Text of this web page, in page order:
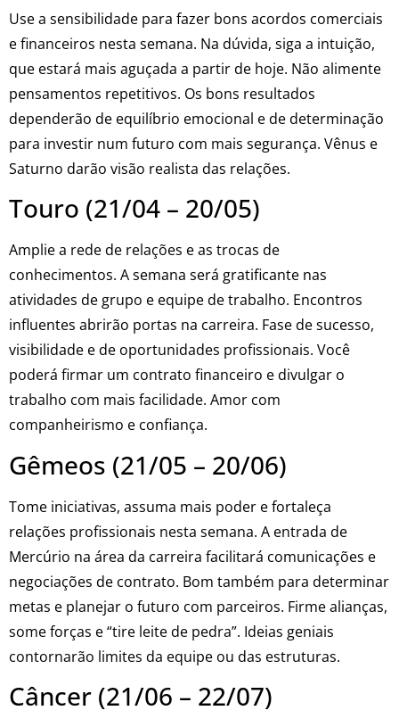
Use a sensibilidade para fazer bons acordos comerciais
e financeiros nesta semana. Na dúvida, siga a intuição,
que estará mais aguçada a partir de hoje. Não alimente
pensamentos repetitivos. Os bons resultados
dependerão de equilíbrio emocional e de determinação
para investir num futuro com mais segurança. Vênus e
Saturno darão visão realista das relações.
Touro (21/04 – 20/05)
Amplie a rede de relações e as trocas de
conhecimentos. A semana será gratificante nas
atividades de grupo e equipe de trabalho. Encontros
influentes abrirão portas na carreira. Fase de sucesso,
visibilidade e de oportunidades profissionais. Você
poderá firmar um contrato financeiro e divulgar o
trabalho com mais facilidade. Amor com
companheirismo e confiança.
Gêmeos (21/05 – 20/06)
Tome iniciativas, assuma mais poder e fortaleça
relações profissionais nesta semana. A entrada de
Mercúrio na área da carreira facilitará comunicações e
negociações de contrato. Bom também para determinar
metas e planejar o futuro com parceiros. Firme alianças,
some forças e “tire leite de pedra”. Ideias geniais
contornarão limites da equipe ou das estruturas.
Câncer (21/06 – 22/07)